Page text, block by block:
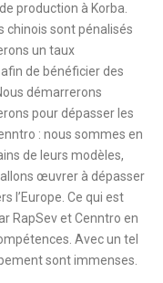
production à Korba.
chinois sont pénalisés
un taux
de bénéficier des
démarrerons
pour dépasser les
: nous sommes en
de leurs modèles,
œuvrer à dépasser
l’Europe. Ce qui est
RapSev et Cenntro en
Avec un tel
sont immenses.